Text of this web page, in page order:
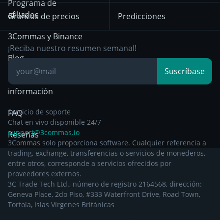
Breakout Trading
partir del 29 de
diciembre de 2024
Otra documentación
legal
Programa de
afiliados
3Commas y Binance
Blog
Centro de
información
FAQ
Reseñas
Gráficos de precios Predicciones
¡Reciba nuestro resumen semanal!
Suscríbase
Servicio de soporte
Chat en vivo disponible 24/7
support@3commas.io
3Commas solo proporciona software. Cualquier referencia a
trading, exchange, transferencias o servicios de monederos,
entre otros, corresponde a servicios ofrecidos por
proveedores externos.
3C Trade Tech Ltd., número de registro 2164568, dirección:
Geneva Place, 2do Piso, #333 Waterfront Drive, Road Town,
Tortola, Islas Vírgenes Británicas